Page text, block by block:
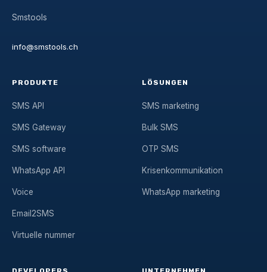
Smstools
info@smstools.ch
PRODUKTE
SMS API
SMS Gateway
SMS software
WhatsApp API
Voice
Email2SMS
Virtuelle nummer
LÖSUNGEN
SMS marketing
Bulk SMS
OTP SMS
Krisenkommunikation
WhatsApp marketing